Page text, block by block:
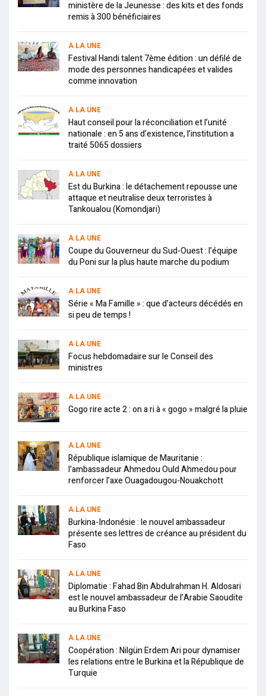
ministère de la Jeunesse : des kits et des fonds
remis à 300 bénéficiaires
A LA UNE
Festival Handi talent 7ème édition : un défilé de
mode des personnes handicapées et valides
comme innovation
A LA UNE
Haut conseil pour la réconciliation et l’unité
nationale : en 5 ans d’existence, l’institution a
traité 5065 dossiers
A LA UNE
Est du Burkina : le détachement repousse une
attaque et neutralise deux terroristes à
Tankoualou (Komondjari)
A LA UNE
Coupe du Gouverneur du Sud-Ouest : l’équipe
du Poni sur la plus haute marche du podium
A LA UNE
Série « Ma Famille » : que d’acteurs décédés en
si peu de temps !
A LA UNE
Focus hebdomadaire sur le Conseil des
ministres
A LA UNE
Gogo rire acte 2 : on a ri à « gogo » malgré la pluie
A LA UNE
République islamique de Mauritanie :
l’ambassadeur Ahmedou Ould Ahmedou pour
renforcer l’axe Ouagadougou-Nouakchott
A LA UNE
Burkina-Indonésie : le nouvel ambassadeur
présente ses lettres de créance au président du
Faso
A LA UNE
Diplomatie : Fahad Bin Abdulrahman H. Aldosari
est le nouvel ambassadeur de l’Arabie Saoudite
au Burkina Faso
A LA UNE
Coopération : Nilgün Erdem Ari pour dynamiser
les relations entre le Burkina et la République de
Turquie